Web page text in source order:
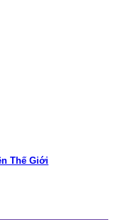
Thế Giới